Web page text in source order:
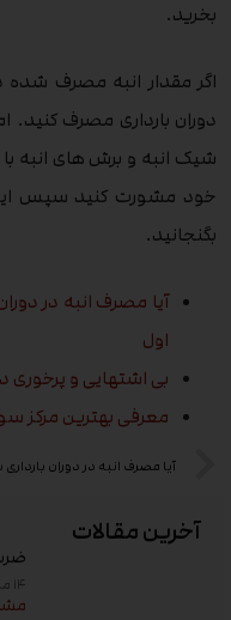
آخرین مقالات
۱۴ مرداد ۱۴۰۵
بخرید.
اگر مقدار انبه مصرف شده
دوران بارداری مصرف کنید.
شیک انبه و برش های انبه
خود مشورت کنید سپس این
بگنجانید.
آیا مصرف انبه در
اول
بی اشتهایی و پرخوری
معرفی بهترین مرکز